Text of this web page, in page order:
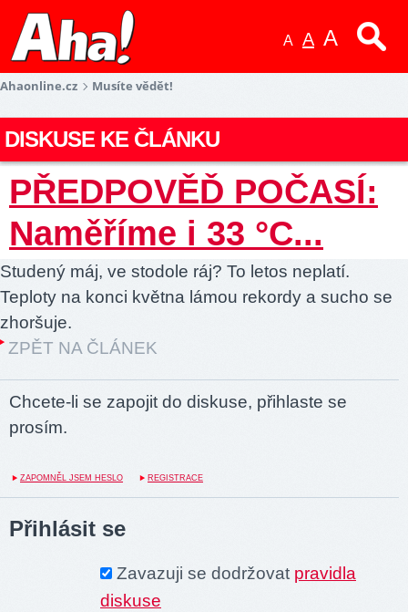
A A A
Ahaonline.cz Musíte vědět!
DISKUSE KE ČLÁNKU
PŘEDPOVĚĎ POČASÍ:
Naměříme i 33 °C...
Studený máj, ve stodole ráj? To letos neplatí.
Teploty na konci května lámou rekordy a sucho se
zhoršuje.
ZPĚT NA ČLÁNEK
Chcete-li se zapojit do diskuse, přihlaste se
prosím.
ZAPOMNĚL JSEM HESLO REGISTRACE
Přihlásit se
Zavazuji se dodržovat pravidla
diskuse